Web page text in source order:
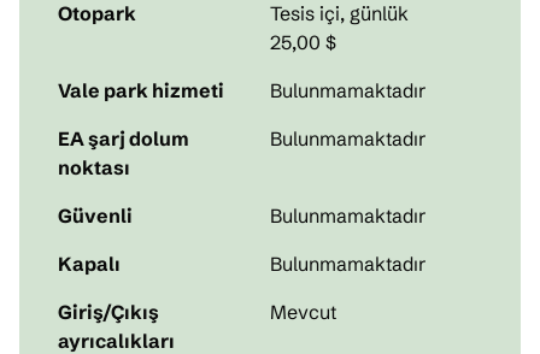
Otopark Tesis içi, günlük
25,00 $
Vale park hizmeti
Bulunmamaktadır
EA şarj dolum
noktası
Bulunmamaktadır
Güvenli
Bulunmamaktadır
Kapalı
Bulunmamaktadır
Giriş/Çıkış
ayrıcalıkları
Mevcut